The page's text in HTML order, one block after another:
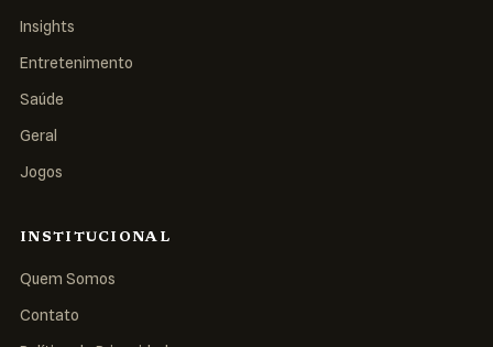
Insights
Entretenimento
Saúde
Geral
Jogos
INSTITUCIONAL
Quem Somos
Contato